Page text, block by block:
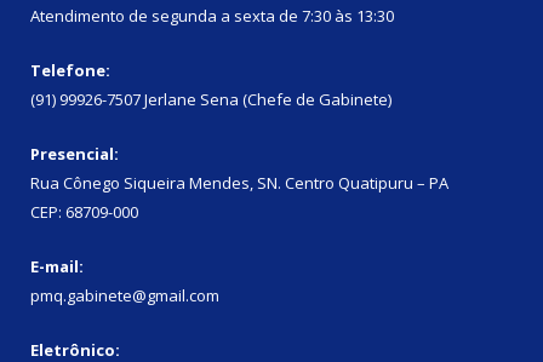
Atendimento de segunda a sexta de 7:30 às 13:30
Telefone:
(91) 99926-7507 Jerlane Sena (Chefe de Gabinete)
Presencial:
Rua Cônego Siqueira Mendes, SN. Centro Quatipuru – PA
CEP: 68709-000
E-mail:
pmq.gabinete@gmail.com
Eletrônico: